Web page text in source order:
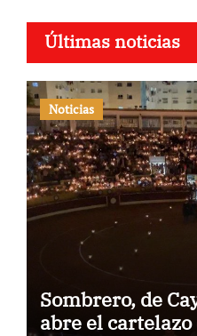
Últimas noticias
Noticias
Sombrero, de
abre el